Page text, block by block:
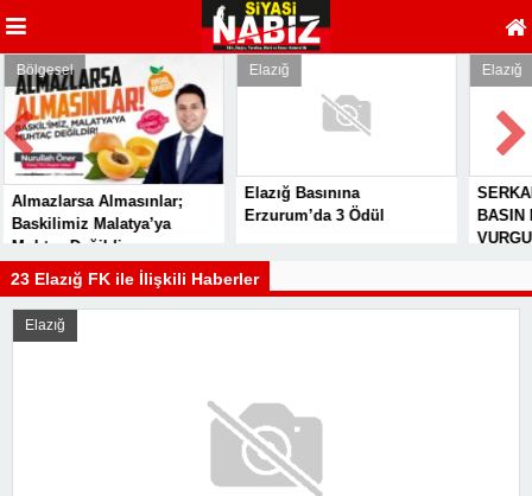
Bölgesel
Almazlarsa Almasınlar;
Baskilimiz Malatya’ya
Muhtaç Değildir
Elazığ
Elazığ Basınına
Erzurum’da 3 Ödül
Elazığ
BASIN
23 Elazığ FK ile İlişkili Haberler
Elazığ